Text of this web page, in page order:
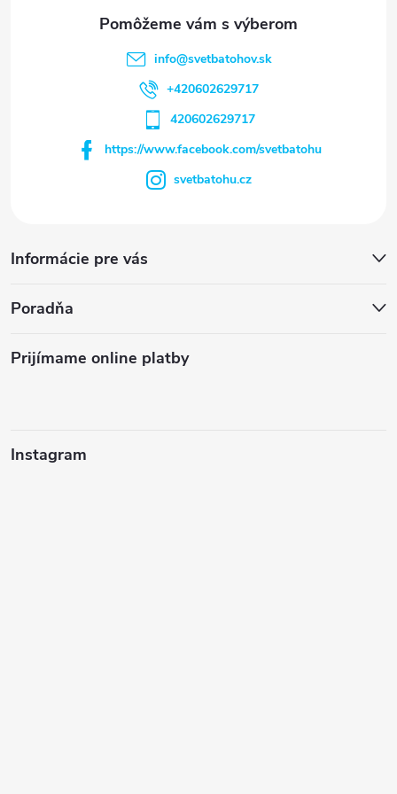
info@svetbatohov.sk
+420602629717
420602629717
https://www.facebook.com/svetbatohu
svetbatohu.cz
Informácie pre vás
Poradňa
Prijímame online platby
Instagram